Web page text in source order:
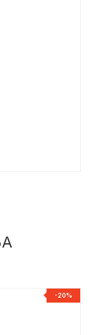
-20%